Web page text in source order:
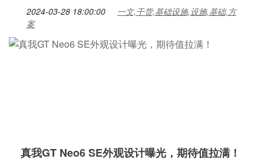
2024-03-28 18:00:00
一文,干货,基础设施,设施,基础,方
案
真我GT Neo6 SE外观设计曝光，期待值拉满！